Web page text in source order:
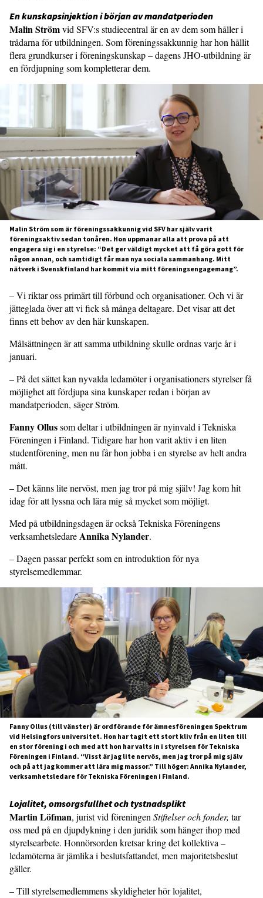
En kunskapsinjektion i början av mandatperioden
Malin Strömvid SFV:s studiecentral är en av dem som håller i
trådarna för utbildningen. Som föreningssakkunnig har hon hållit
flera grundkurser i föreningskunskap – dagens JHO-utbildning är
en fördjupning som kompletterar dem.
Malin Ström som är föreningssakkunnig vid SFV har själv varit
föreningsaktiv sedan tonåren. Hon uppmanar alla att prova på att
engagera sig i en styrelse: “Det ger väldigt mycket att få göra gott för
någon annan, och samtidigt får man nya sociala sammanhang. Mitt
nätverk i Svenskfinland har kommit via mitt föreningsengagemang”.
– Vi riktar oss primärt till förbund och organisationer. Och vi är
jätteglada över att vi fick så många deltagare. Det visar att det
finns ett behov av den här kunskapen.
Målsättningen är att samma utbildning skulle ordnas varje år i
januari.
– På det sättet kan nyvalda ledamöter i organisationers styrelser få
möjlighet att fördjupa sina kunskaper redan i början av
mandatperioden, säger Ström.
Fanny Ollussom deltar i utbildningen är nyinvald i Tekniska
Föreningen i Finland. Tidigare har hon varit aktiv i en liten
studentförening, men nu får hon jobba i en styrelse av helt andra
mått.
– Det känns lite nervöst, men jag tror på mig själv! Jag kom hit
idag för att lyssna och lära mig så mycket som möjligt.
Med på utbildningsdagen är också Tekniska Föreningens
verksamhetsledareAnnika Nylander.
– Dagen passar perfekt som en introduktion för nya
styrelsemedlemmar.
Fanny Ollus (till vänster) är ordförande för ämnesföreningen Spektrum
vid Helsingfors universitet. Hon har tagit ett stort kliv från en liten till
en stor förening i och med att hon har valts in i styrelsen för Tekniska
Föreningen i Finland. “Visst är jag lite nervös, men jag tror på mig själv
och på att jag kommer att lära mig massor.” Till höger: Annika Nylander,
verksamhetsledare för Tekniska Föreningen i Finland.
Lojalitet, omsorgsfullhet och tystnadsplikt
Martin Löfman, jurist vid föreningen Stiftelser och fonder, tar
oss med på en djupdykning i den juridik som hänger ihop med
styrelsearbete. Honnörsorden kretsar kring det kollektiva –
ledamöterna är jämlika i beslutsfattandet, men majoritetsbeslut
gäller.
– Till styrelsemedlemmens skyldigheter hör lojalitet,